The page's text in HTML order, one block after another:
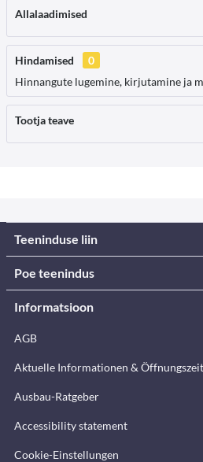
Allalaadimised
Hindamised
0
Hinnangute lugemine, kirjutamine ja
Tootja teave
Teeninduse liin
Poe teenindus
Informatsioon
AGB
Aktuelle Informationen &
Ausbau-Ratgeber
Accessibility statement
Cookie-Einstellungen